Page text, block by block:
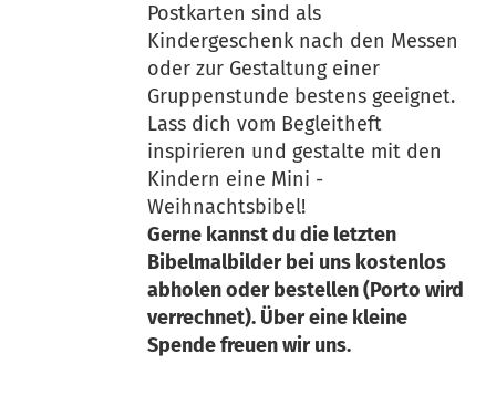
Postkarten sind als
Kindergeschenk nach den Messen
oder zur Gestaltung einer
Gruppenstunde bestens geeignet.
Lass dich vom Begleitheft
inspirieren und gestalte mit den
Kindern eine Mini -
Weihnachtsbibel!
Gerne kannst du die letzten
Bibelmalbilder bei uns kostenlos
abholen oder bestellen (Porto wird
verrechnet). Über eine kleine
Spende freuen wir uns.